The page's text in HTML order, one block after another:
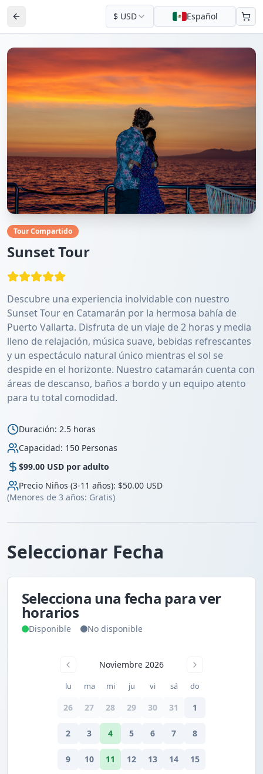
$ USD Español
Tour Compartido
Sunset Tour
Descubre una experiencia inolvidable con nuestro
Sunset Tour en Catamarán por la hermosa bahía de
Puerto Vallarta. Disfruta de un viaje de 2 horas y media
lleno de relajación, música suave, bebidas refrescantes
y un espectáculo natural único mientras el sol se
despide en el horizonte. Nuestro catamarán cuenta con
áreas de descanso, baños a bordo y un equipo atento
para tu total comodidad.
Duración: 2.5 horas
Capacidad: 150 Personas
$99.00 USD por adulto
Precio Niños (3-11 años): $50.00 USD
(Menores de 3 años: Gratis)
Seleccionar Fecha
Selecciona una fecha para ver
horarios
Disponible No disponible
Noviembre 2026
lu ma mi ju vi sá do
26 27 28 29 30 31 1
2 3 4 5 6 7 8
9 10 11 12 13 14 15